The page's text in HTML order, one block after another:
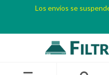
Los envíos se